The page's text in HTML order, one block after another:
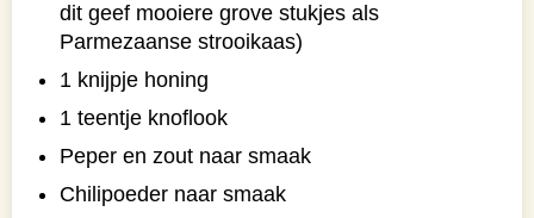
dit geef mooiere grove stukjes als
Parmezaanse strooikaas)
1 knijpje honing
1 teentje knoflook
Peper en zout naar smaak
Chilipoeder naar smaak